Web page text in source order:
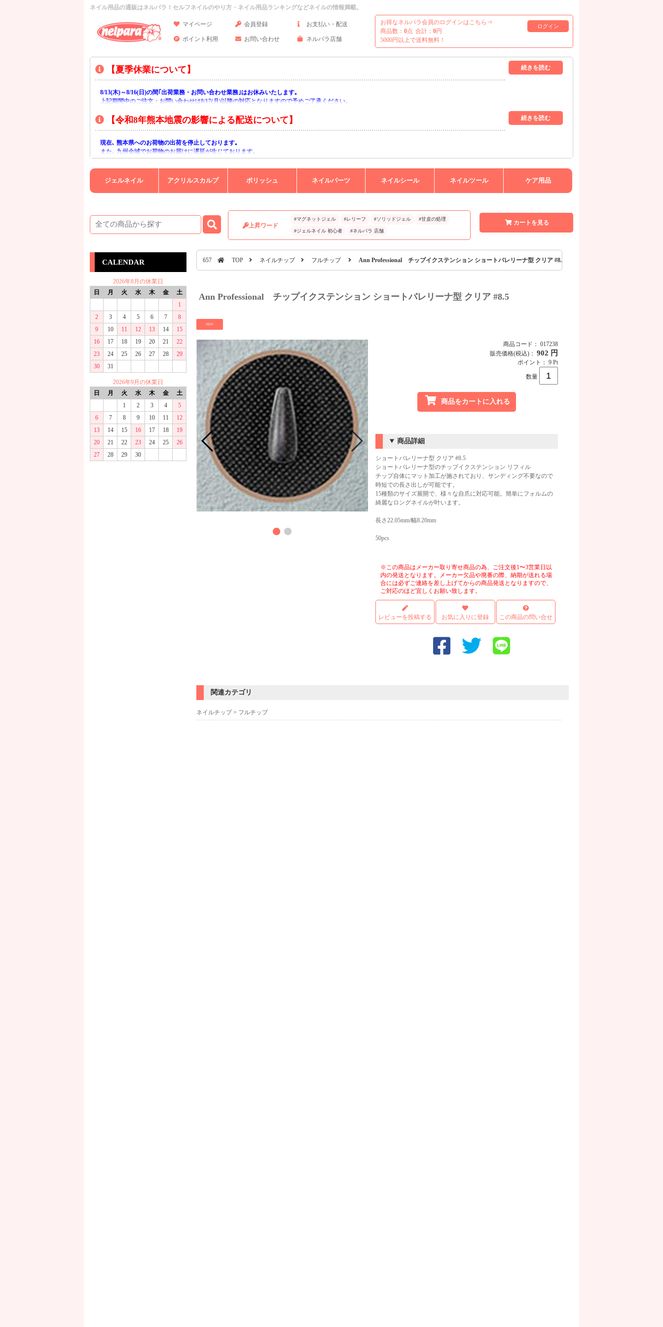
ネイル用品の通販はネルパラ！セルフネイルのやり方・ネイル用品ランキングなどネイルの情報満載。
マイページ 会員登録 お支払い・配送
ポイント利用 お問い合わせ ネルパラ店舗
お得なネルパラ会員のログインはこちら⇒
ログイン
商品数： 0点 合計： 0円
5000円以上で送料無料！
【夏季休業について】
8/13(木)～8/16(日)の間｢出荷業務・お問い合わせ業務｣はお休みいたします｡
上記期間中のご注文・お問い合わせは8/17(月)以降の対応となりますので予めご了承ください｡
【令和8年熊本地震の影響による配送について】
現在､ 熊本県へのお荷物の出荷を停止しております｡
また､ 九州全域でお荷物のお届けに遅延が生じております｡
ご不便をおかけいたしますが､ 何卒ご理解賜りますようお願い申し上げます｡
ジェルネイル アクリルスカルプ ポリッシュ ネイルパーツ ネイルシール ネイルツール ケア用品
上昇ワード
#マグネットジェル #レリーフ #ソリッドジェル #甘皮の処理
#ジェルネイル 初心者 #ネルパラ 店舗
カートを見る
CALENDAR
2026年8月の休業日
日
月 火 水 木 金
土
1
2
3 4 5 6 7
8
9
10 11 12 13 14
15
16
17 18 19 20 21
22
23
24 25 26 27 28
29
30
31
2026年9月の休業日
日
月 火 水 木 金
土
1
2 3 4
5
6
7 8 9 10 11
12
13
14 15 16 17 18
19
20
21 22 23 24 25
26
27
28 29 30
657 TOP ネイルチップ フルチップ Ann Professional チップイクステンション ショートバレリーナ型 クリア #8.5
Ann Professional チップイクステンション ショートバレリーナ型 クリア #8.5
NEW
商品コード： 017238
販売価格(税込)： 902 円
ポイント： 9 Pt
数量
商品をカートに入れる
商品詳細
ショートバレリーナ型 クリア #8.5
ショートバレリーナ型のチップイクステンション リフィル
チップ自体にマット加工が施されており、サンディング不要なので
時短での長さ出しが可能です。
15種類のサイズ展開で、様々な自爪に対応可能。簡単にフォルムの
綺麗なロングネイルが叶います。
長さ22.05mm/幅8.20mm
50pcs
※この商品はメーカー取り寄せ商品の為、ご注文後1〜3営業日以
内の発送となります。メーカー欠品や廃番の際、納期が送れる場
合には必ずご連絡を差し上げてからの商品発送となりますので、
ご対応のほど宜しくお願い致します。
レビューを投稿する お気に入りに登録 この商品の問い合せ
関連カテゴリ
ネイルチップ> フルチップ